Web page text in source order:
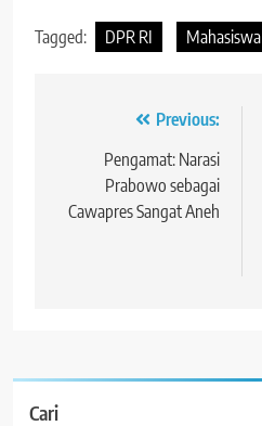
Tagged: DPR RI Mahasiswa
Navigasi Previous:
Pengamat: Narasi
Prabowo sebagai
Cawapres Sangat Aneh
Cari